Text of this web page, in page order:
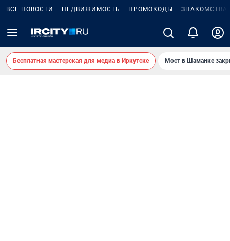
ВСЕ НОВОСТИ НЕДВИЖИМОСТЬ ПРОМОКОДЫ ЗНАКОМСТВА
Бесплатная мастерская для медиа в Иркутске Мост в Шаманке